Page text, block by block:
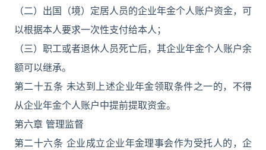
（二）出国（境）定居人员的企业年金个人账户资金，可
以根据本人要求一次性支付给本人；
（三）职工或者退休人员死亡后，其企业年金个人账户余
额可以继承。
第二十五条 未达到上述企业年金领取条件之一的，不得
从企业年金个人账户中提前提取资金。
第六章 管理监督
第二十六条 企业成立企业年金理事会作为受托人的，企